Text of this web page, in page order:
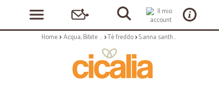
Home Acqua, Bibite e Alcolici Tè freddo S.anna santhe' the' limone ml.300 pet